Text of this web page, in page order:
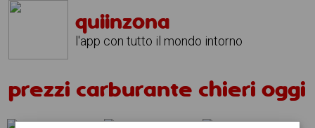
quiinzona
l'app con tutto il mondo intorno
prezzi carburante chieri oggi